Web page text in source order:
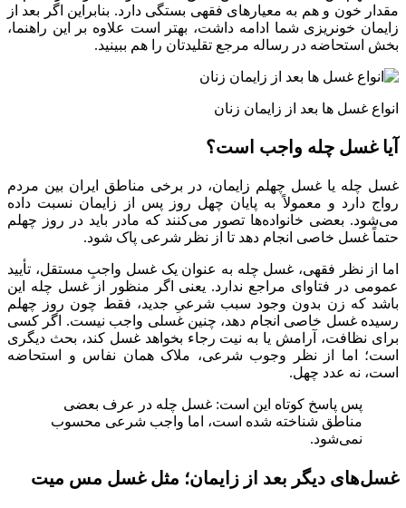
مقدار خون و هم به معیارهای فقهی بستگی دارد. بنابراین اگر بعد از
زایمان خونریزی شما ادامه داشت، بهتر است علاوه بر این راهنما،
بخش استحاضه در رساله مرجع تقلیدتان را هم ببینید.
انواع غسل ها بعد از زایمان زنان
آیاغسل چله واجب است؟
غسل چله یا غسل چهلم زایمان، در برخی مناطق ایران بین مردم
رواج دارد و معمولاً به پایان چهل روز پس از زایمان نسبت داده
می‌شود. بعضی خانواده‌ها تصور می‌کنند که مادر باید در روز چهلم
حتماً غسل خاصی انجام دهد تا از نظر شرعی پاک شود.
اما از نظر فقهی، غسل چله به عنوان یک غسل واجبِ مستقل، تأیید
عمومی در فتاوای مراجع ندارد. یعنی اگر منظور از غسل چله این
باشد که زن بدون وجود سبب شرعیِ جدید، فقط چون روز چهلم
رسیده غسل خاصی انجام دهد، چنین غسلی واجب نیست. اگر کسی
برای نظافت، آرامش یا به نیت رجاء بخواهد غسل کند، بحث دیگری
است؛ اما از نظر وجوب شرعی، ملاک همان نفاس و استحاضه
است، نه عدد چهل.
پس پاسخ کوتاه این است: غسل چله در عرف بعضی
مناطق شناخته شده است، اما واجب شرعی محسوب
نمی‌شود.
غسل‌های دیگر بعد از زایمان؛ مثل غسل مس میت